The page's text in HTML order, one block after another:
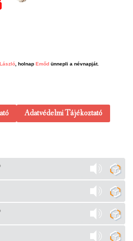
László, holnap Emőd ünnepli a névnapját.
Adatvédelmi Tájékoztató